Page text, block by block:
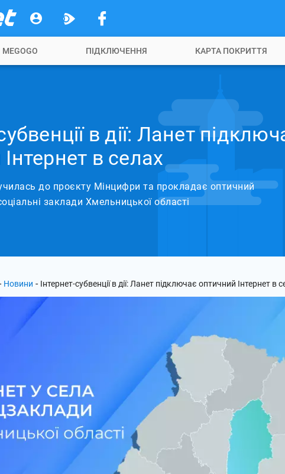
MEGOGO ПІДКЛЮЧЕННЯ КАРТА ПОКРИТТЯ
в дії: Ланет
в селах
до проєкту Мінцифри та прокладає оптичний
заклади Хмельницької області
Новини - Інтернет-субвенції в дії: Ланет підключає оптичний Інтернет в